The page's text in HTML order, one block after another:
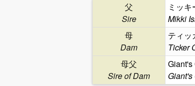
父
Sire
ミッ
Mikki
母
Dam
ティッ
Ticker
母父
Sire of Dam